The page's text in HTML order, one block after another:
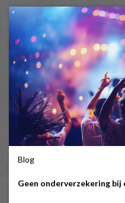
Blog
Geen onderverzekering